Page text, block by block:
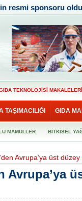
resmi sponsoru oldu
TEKNOLOJİSİ
TAŞIMACILIĞI GIDA
MAMULLER BİTKİSEL
Avrupa’ya üst
Avrupa’ya